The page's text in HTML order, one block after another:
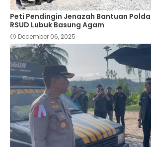
Peti Pendingin Jenazah Bantuan
RSUD Lubuk Basung Agam
December 06, 2025